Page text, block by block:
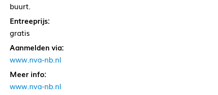
buurt.
Entreeprijs:
gratis
Aanmelden via:
www.nva-nb.nl
Meer info:
www.nva-nb.nl